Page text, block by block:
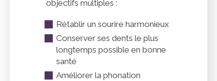
objectifs multiples :
Rétablir un sourire harmonieux
Conserver ses dents le plus
longtemps possible en bonne
santé
Améliorer la phonation